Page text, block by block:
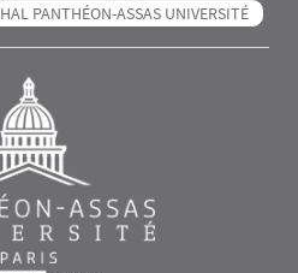
HAL PANTHÉON-ASSAS UNIVERSITÉ